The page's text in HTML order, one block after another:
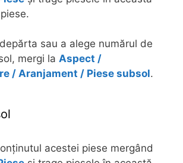
sau a alege numărul de
mergi la Aspect /
/ Aranjament / Piese subsol.
acestei piese mergând